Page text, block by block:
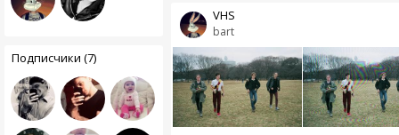
Подписчики (7)
bart
VHS